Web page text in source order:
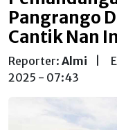
Pangrango
Cantik Nan
Reporter: Almi
2025 - 07:43